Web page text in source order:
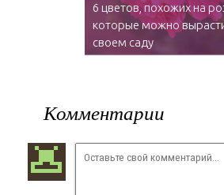
6 цветов, похожих на
которые можно
своем саду
Комментарии